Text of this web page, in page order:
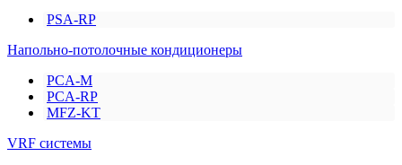
PSA-RP
Напольно-потолочные кондиционеры
PCA-M
PCA-RP
MFZ-KT
VRF системы